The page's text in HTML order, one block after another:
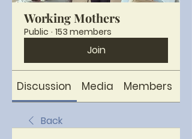
Working Mothers
Public · 153 members
Join
Discussion Media Members
Back